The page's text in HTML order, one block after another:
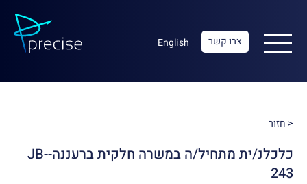
English צרו קשר
< חזור
כלכלנ/ית מתחיל/ה במשרה חלקית ברעננה-JB-
243